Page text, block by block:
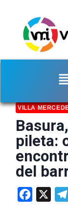
VILLA
pileta:
del
Facebook